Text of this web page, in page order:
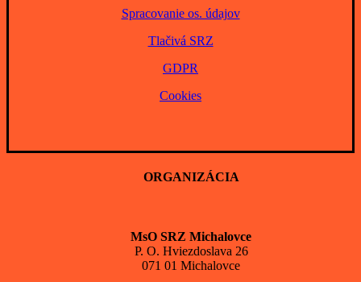
Spracovanie os. údajov
Tlačivá SRZ
GDPR
Cookies
ORGANIZÁCIA
MsO SRZ Michalovce
P. O. Hviezdoslava 26
071 01 Michalovce